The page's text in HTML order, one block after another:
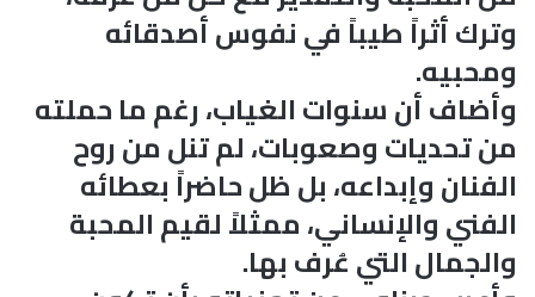
وترك أثراً طيباً في نفوس أصدقائه
ومحبيه.
وأضاف أن سنوات الغياب، رغم ما حملته
من تحديات وصعوبات، لم تنل من روح
الفنان وإبداعه، بل ظل حاضراً بعطائه
الفني والإنساني، ممثلاً لقيم المحبة
والجمال التي عُرف بها.